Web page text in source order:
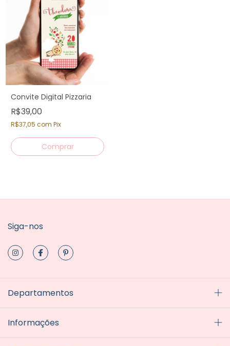
Convite Digital Pizzaria
R$39,00
R$37,05 com Pix
Siga-nos
Departamentos
Informações